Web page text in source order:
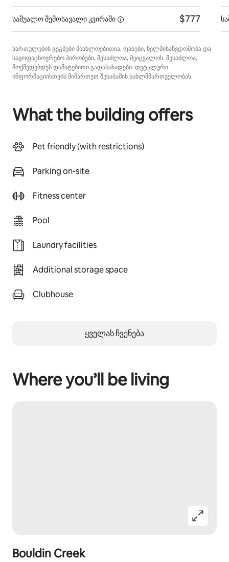
საშუალო შემოსავალიკვირაში $777
სართულების გეგმები მიახლოებითია. ფასები, ხელმისაწვდომობა და
საყოფაცხოვრებო პირობები, შესაძლოა, შეიცვალოს. შესაძლოა,
მოქმედებდეს დამატებითი გადასახადები. დეტალური
ინფორმაციისთვის მიმართეთ შესაბამის სახლმმართველობას.
What the building offers
Pet friendly (with restrictions)
Parking on-site
Fitness center
Pool
Laundry facilities
Additional storage space
Clubhouse
ყველას ჩვენება
Where you’ll be living
Bouldin Creek